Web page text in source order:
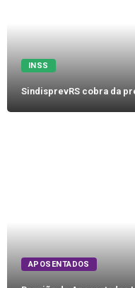
INSS
SindisprevRS cobra da
APOSENTADOS